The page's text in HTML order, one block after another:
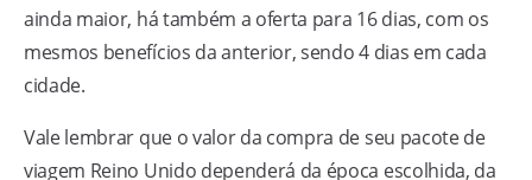
ainda maior, há também a oferta para 16 dias, com os
mesmos benefícios da anterior, sendo 4 dias em cada
cidade.
Vale lembrar que o valor da compra de seu pacote de
viagem Reino Unido dependerá da época escolhida, da